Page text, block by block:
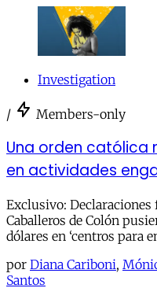
Investigation
/ Members-only
Una orden católica
en actividades
Exclusivo:
Caballeros de Colón
dólares en ‘centros para
por Diana Cariboni,
Santos